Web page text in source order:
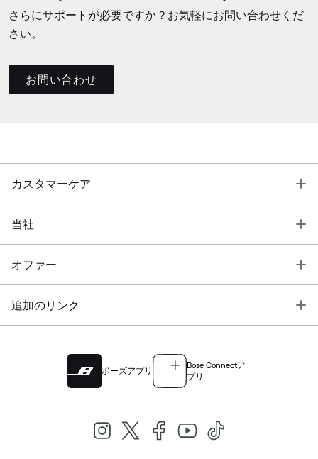
さらにサポートが必要ですか？お気軽にお問い合わせくだ
さい。
お問い合わせ
カスタマーケア
当社
オファー
追加のリンク
ボーズアプリ
Bose Connectア
プリ